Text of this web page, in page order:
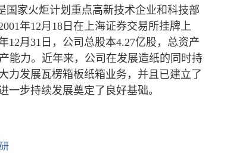
国家火炬计划重点高新技术企业和科技部
年12月18日在上海证券交易所挂牌上
12月31日，公司总股本4.27亿股，总资产
能力。近年来，公司在发展造纸的同时持
力发展瓦楞箱板纸箱业务，并且已建立了
步持续发展奠定了良好基础。